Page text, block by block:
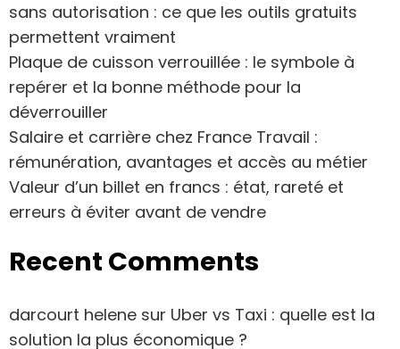
sans autorisation : ce que les outils gratuits
permettent vraiment
Plaque de cuisson verrouillée : le symbole à
repérer et la bonne méthode pour la
déverrouiller
Salaire et carrière chez France Travail :
rémunération, avantages et accès au métier
Valeur d’un billet en francs : état, rareté et
erreurs à éviter avant de vendre
Recent Comments
darcourt helene sur Uber vs Taxi : quelle est la
solution la plus économique ?